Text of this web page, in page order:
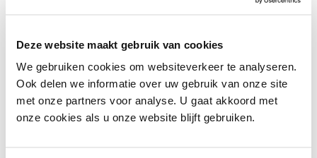
Deze website maakt gebruik van cookies
We gebruiken cookies om websiteverkeer te analyseren.
Ook delen we informatie over uw gebruik van onze site
met onze partners voor analyse. U gaat akkoord met
onze cookies als u onze website blijft gebruiken.
Uit een kist sinaasappels van 15 kilo wordt 6,5 kilo sap
1